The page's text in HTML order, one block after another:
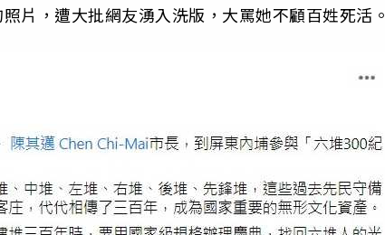
片，遭大批網友湧入洗版，大罵她不顧百姓死活。